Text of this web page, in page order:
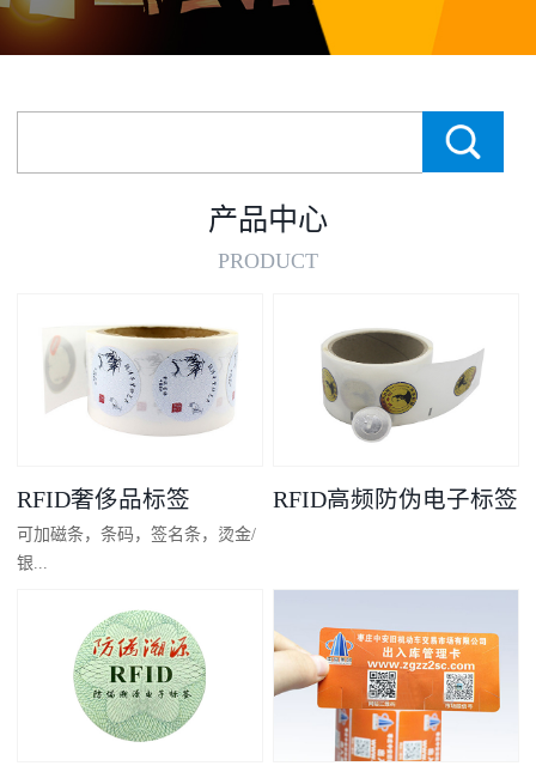
产品中心
PRODUCT
RFID奢侈品标签
可加磁条，条码，签名条，烫金/
银...
凸码，金/银底
RFID高频防伪电子标签